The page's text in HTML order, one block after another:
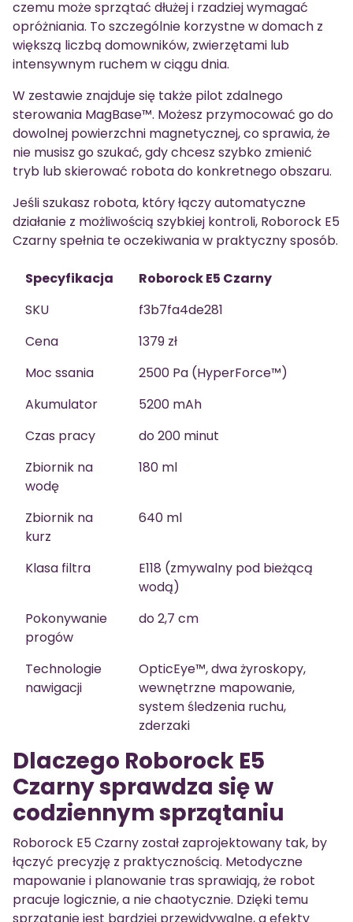
czemu może sprzątać dłużej i rzadziej wymagać
opróżniania. To szczególnie korzystne w domach z
większą liczbą domowników, zwierzętami lub
intensywnym ruchem w ciągu dnia.
W zestawie znajduje się także pilot zdalnego
sterowania MagBase™. Możesz przymocować go do
dowolnej powierzchni magnetycznej, co sprawia, że
nie musisz go szukać, gdy chcesz szybko zmienić
tryb lub skierować robota do konkretnego obszaru.
Jeśli szukasz robota, który łączy automatyczne
działanie z możliwością szybkiej kontroli, Roborock E5
Czarny spełnia te oczekiwania w praktyczny sposób.
Specyfikacja
Roborock E5 Czarny
SKU
f3b7fa4de281
Cena
1379 zł
Moc ssania
2500 Pa (HyperForce™)
Akumulator
5200 mAh
Czas pracy
do 200 minut
Zbiornik na
wodę
180 ml
Zbiornik na
kurz
640 ml
Klasa filtra
E118 (zmywalny pod bieżącą
wodą)
Pokonywanie
progów
do 2,7 cm
Technologie
nawigacji
OpticEye™, dwa żyroskopy,
wewnętrzne mapowanie,
system śledzenia ruchu,
zderzaki
Dlaczego Roborock E5
Czarny sprawdza się w
codziennym sprzątaniu
Roborock E5 Czarny został zaprojektowany tak, by
łączyć precyzję z praktycznością. Metodyczne
mapowanie i planowanie tras sprawiają, że robot
pracuje logicznie, a nie chaotycznie. Dzięki temu